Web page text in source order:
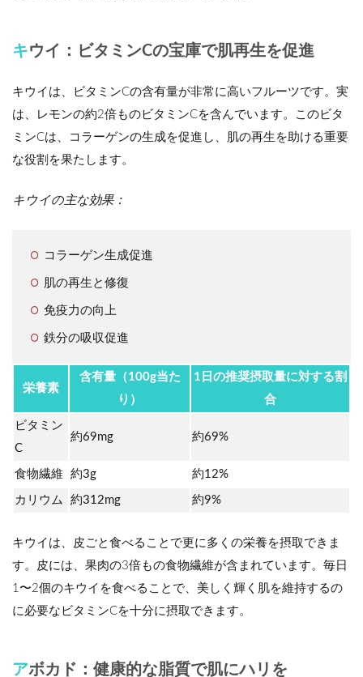
キウイ：ビタミンCの宝庫で肌再生を促進
キウイは、ビタミンCの含有量が非常に高いフルーツです。実
は、レモンの約2倍ものビタミンCを含んでいます。このビタ
ミンCは、コラーゲンの生成を促進し、肌の再生を助ける重要
な役割を果たします。
キウイの主な効果：
コラーゲン生成促進
肌の再生と修復
免疫力の向上
鉄分の吸収促進
栄養素
含有量（100g当た
り）
1日の推奨摂取量に対する割
合
ビタミン
C
約69mg 約69%
食物繊維 約3g 約12%
カリウム 約312mg 約9%
キウイは、皮ごと食べることで更に多くの栄養を摂取できま
す。皮には、果肉の3倍もの食物繊維が含まれています。毎日
1〜2個のキウイを食べることで、美しく輝く肌を維持するの
に必要なビタミンCを十分に摂取できます。
アボカド：健康的な脂質で肌にハリを